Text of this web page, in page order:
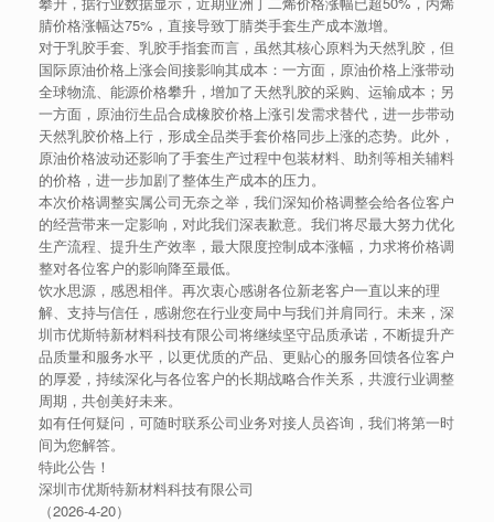
腈价格涨幅达75%，直接导致丁腈类手套生产成本激增。
对于乳胶手套、乳胶手指套而言，虽然其核心原料为天然乳胶，但
国际原油价格上涨会间接影响其成本：一方面，原油价格上涨带动
全球物流、能源价格攀升，增加了天然乳胶的采购、运输成本；另
一方面，原油衍生品合成橡胶价格上涨引发需求替代，进一步带动
天然乳胶价格上行，形成全品类手套价格同步上涨的态势。此外，
原油价格波动还影响了手套生产过程中包装材料、助剂等相关辅料
的价格，进一步加剧了整体生产成本的压力。
本次价格调整实属公司无奈之举，我们深知价格调整会给各位客户
的经营带来一定影响，对此我们深表歉意。我们将尽最大努力优化
生产流程、提升生产效率，最大限度控制成本涨幅，力求将价格调
整对各位客户的影响降至最低。
饮水思源，感恩相伴。再次衷心感谢各位新老客户一直以来的理
解、支持与信任，感谢您在行业变局中与我们并肩同行。未来，深
圳市优斯特新材料科技有限公司将继续坚守品质承诺，不断提升产
品质量和服务水平，以更优质的产品、更贴心的服务回馈各位客户
的厚爱，持续深化与各位客户的长期战略合作关系，共渡行业调整
周期，共创美好未来。
如有任何疑问，可随时联系公司业务对接人员咨询，我们将第一时
间为您解答。
特此公告！
深圳市优斯特新材料科技有限公司
（2026-4-20）